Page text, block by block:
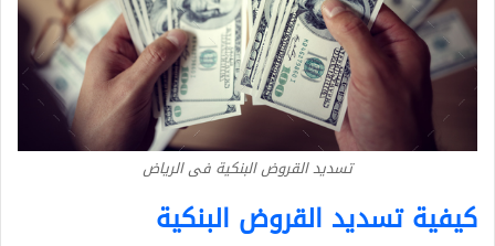
تسديد القروض البنكية فى الرياض
كيفية تسديد القروض البنكية